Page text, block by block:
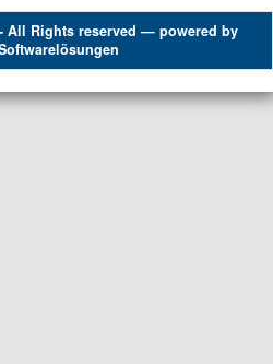
All Rights reserved — powered by